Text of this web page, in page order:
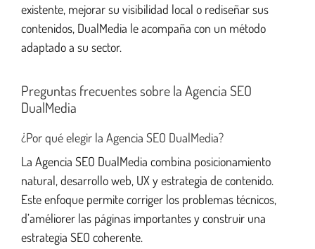
existente, mejorar su visibilidad local o rediseñar sus
contenidos, DualMedia le acompaña con un método
adaptado a su sector.
Preguntas frecuentes sobre la Agencia SEO
DualMedia
¿Por qué elegir la Agencia SEO DualMedia?
La Agencia SEO DualMedia combina posicionamiento
natural, desarrollo web, UX y estrategia de contenido.
Este enfoque permite corriger los problemas técnicos,
d’améliorer las páginas importantes y construir una
estrategia SEO coherente.